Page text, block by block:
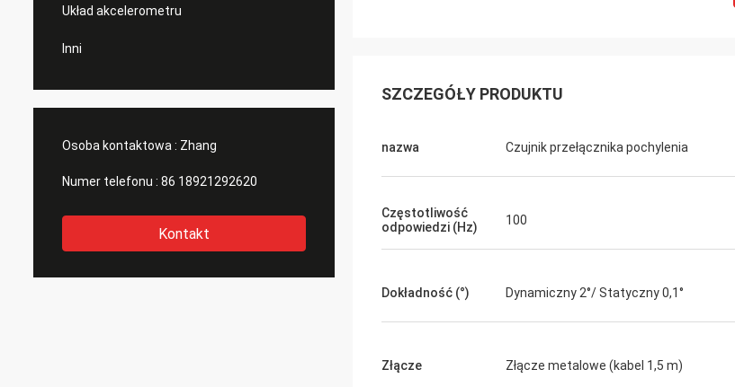
Układ akcelerometru
Inni
Osoba kontaktowa : Zhang
Numer telefonu : 86 18921292620
Kontakt
SZCZEGÓŁY PRODUKTU
nazwa Czujnik przełącznika pochylenia
Częstotliwość
odpowiedzi (Hz)
100
Dokładność (°) Dynamiczny 2°/ Statyczny 0,1°
Złącze Złącze metalowe (kabel 1,5 m)